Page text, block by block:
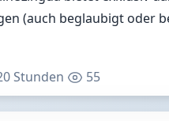
(auch beglaubigt oder
Stunden 55